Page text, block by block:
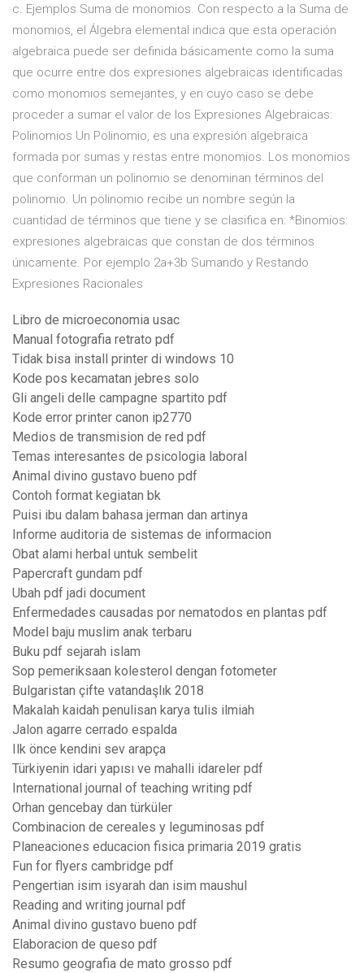
c. Ejemplos Suma de monomios. Con respecto a la Suma de
monomios, el Álgebra elemental indica que esta operación
algebraica puede ser definida básicamente como la suma
que ocurre entre dos expresiones algebraicas identificadas
como monomios semejantes, y en cuyo caso se debe
proceder a sumar el valor de los Expresiones Algebraicas:
Polinomios Un Polinomio, es una expresión algebraica
formada por sumas y restas entre monomios. Los monomios
que conforman un polinomio se denominan términos del
polinomio. Un polinomio recibe un nombre según la
cuantidad de términos que tiene y se clasifica en: *Binomios:
expresiones algebraicas que constan de dos términos
únicamente. Por ejemplo 2a+3b Sumando y Restando
Expresiones Racionales
Libro de microeconomia usac
Manual fotografia retrato pdf
Tidak bisa install printer di windows 10
Kode pos kecamatan jebres solo
Gli angeli delle campagne spartito pdf
Kode error printer canon ip2770
Medios de transmision de red pdf
Temas interesantes de psicologia laboral
Animal divino gustavo bueno pdf
Contoh format kegiatan bk
Puisi ibu dalam bahasa jerman dan artinya
Informe auditoria de sistemas de informacion
Obat alami herbal untuk sembelit
Papercraft gundam pdf
Ubah pdf jadi document
Enfermedades causadas por nematodos en plantas pdf
Model baju muslim anak terbaru
Buku pdf sejarah islam
Sop pemeriksaan kolesterol dengan fotometer
Bulgaristan çifte vatandaşlık 2018
Makalah kaidah penulisan karya tulis ilmiah
Jalon agarre cerrado espalda
Ilk önce kendini sev arapça
Türkiyenin idari yapısı ve mahalli idareler pdf
International journal of teaching writing pdf
Orhan gencebay dan türküler
Combinacion de cereales y leguminosas pdf
Planeaciones educacion fisica primaria 2019 gratis
Fun for flyers cambridge pdf
Pengertian isim isyarah dan isim maushul
Reading and writing journal pdf
Animal divino gustavo bueno pdf
Elaboracion de queso pdf
Resumo geografia de mato grosso pdf